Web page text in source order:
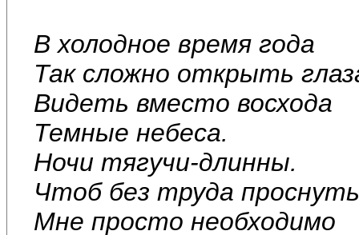
В холодное время года
Так сложно открыть
Видеть вместо восхода
Темные небеса.
Ночи тягучи-длинны.
Чтоб без труда
Мне просто необходимо